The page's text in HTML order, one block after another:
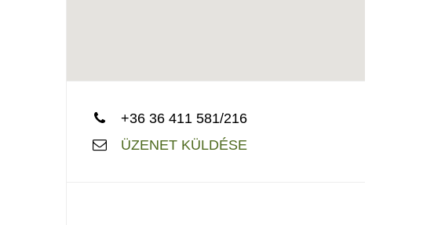
+36 36 411 581/216
ÜZENET KÜLDÉSE